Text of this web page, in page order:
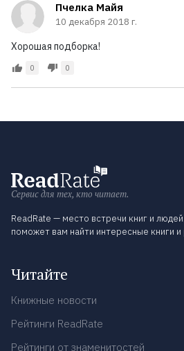
Пчелка Майя
10 декабря 2018 г.
Хорошая подборка!
0 0
Сервис для тех, кто читает.
ReadRate — место встречи книг и
поможет вам найти интересные книги и
Читайте
Книжные новости
Рейтинги ReadRate
Рейтинги от знаменитостей